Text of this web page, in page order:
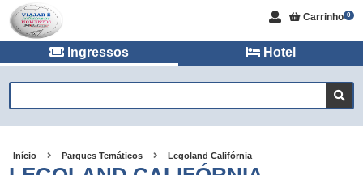
Carrinho 0
Ingressos Hotel
Início Parques Temáticos Legoland Califórnia